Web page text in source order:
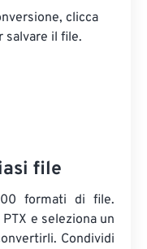
clicca
salvare il file.
file
formati di file.
e seleziona un
Condividi